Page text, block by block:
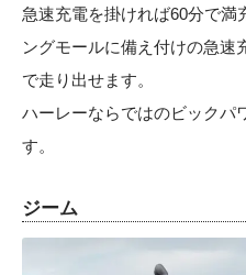
急速充電を掛ければ60分で満
ングモールに備え付けの急速
で走り出せます。
ハーレーならではのビックパ
す。
ジーム